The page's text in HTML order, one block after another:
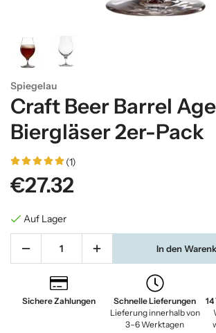
Spiegelau
Craft Beer Barrel
Biergläser 2er-Pack
(1)
€27.32
Auf Lager
In den
Sichere Zahlungen
Schnelle Lieferungen
Lieferung innerhalb von
3–6 Werktagen